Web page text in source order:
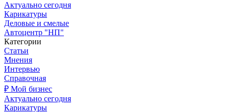
Актуально сегодня
Карикатуры
Деловые и смелые
Автоцентр "НП"
Категории
Статьи
Мнения
Интервью
Справочная
₽ Мой бизнес
Актуально сегодня
Карикатуры